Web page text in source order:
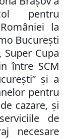
pentru
la
București
Super Cupa
între SCM
și a
pentru
cazare, și
de
necesare